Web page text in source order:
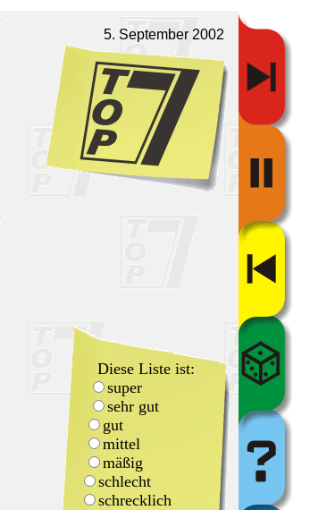
5. September 2002
Diese Liste ist:
super
sehr gut
gut
mittel
mäßig
schlecht
schrecklich